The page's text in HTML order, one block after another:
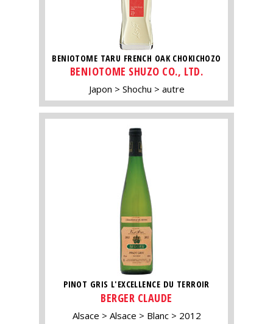
BENIOTOME TARU FRENCH OAK CHOKICHOZO
BENIOTOME SHUZO CO., LTD.
Japon Shochu autre
PINOT GRIS L'EXCELLENCE DU TERROIR
BERGER CLAUDE
Alsace Alsace Blanc 2012